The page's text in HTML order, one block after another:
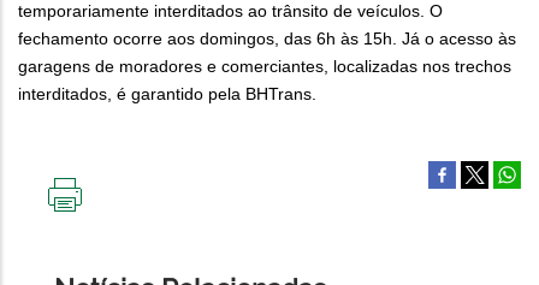
temporariamente interditados ao trânsito de veículos. O
fechamento ocorre aos domingos, das 6h às 15h. Já o acesso às
garagens de moradores e comerciantes, localizadas nos trechos
interditados, é garantido pela BHTrans.